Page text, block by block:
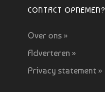
CONTACT OPNEMEN?
Over ons »
Adverteren »
Privacy statement »